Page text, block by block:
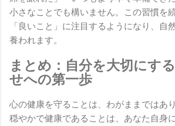
小さなことでも構いません。この習慣を
「良いこと」に注目するようになり、自
養われます。
まとめ：自分を大切にす
せへの第一歩
心の健康を守ることは、わがままではあ
穏やかで健康であることは、あなた自身